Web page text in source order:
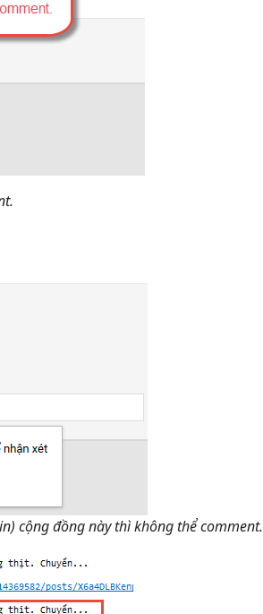
cộng đồng này thì không thể comment.